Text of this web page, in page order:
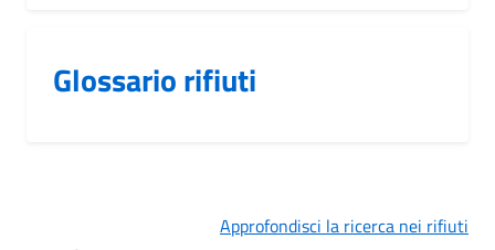
Glossario rifiuti
Approfondisci la ricerca nei rifiuti